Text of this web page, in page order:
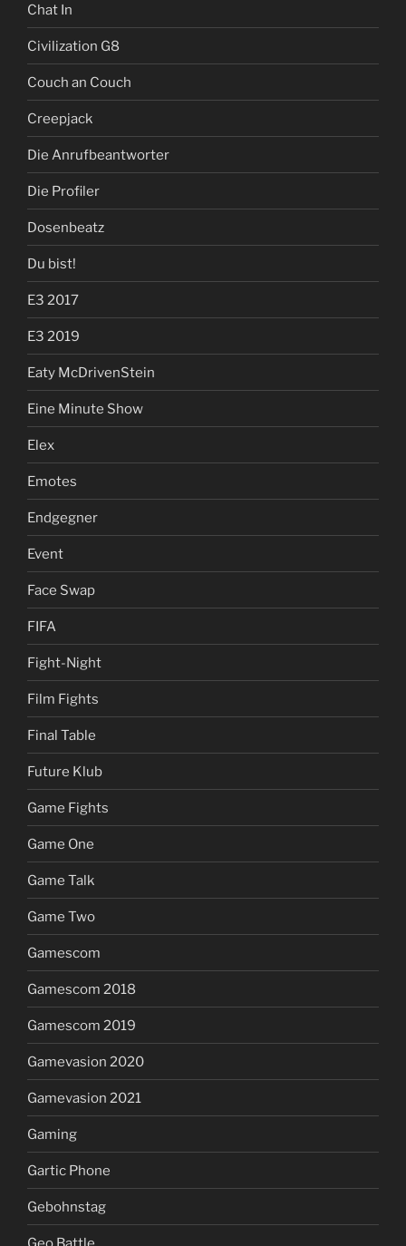
Chat In
Civilization G8
Couch an Couch
Creepjack
Die Anrufbeantworter
Die Profiler
Dosenbeatz
Du bist!
E3 2017
E3 2019
Eaty McDrivenStein
Eine Minute Show
Elex
Emotes
Endgegner
Event
Face Swap
FIFA
Fight-Night
Film Fights
Final Table
Future Klub
Game Fights
Game One
Game Talk
Game Two
Gamescom
Gamescom 2018
Gamescom 2019
Gamevasion 2020
Gamevasion 2021
Gaming
Gartic Phone
Gebohnstag